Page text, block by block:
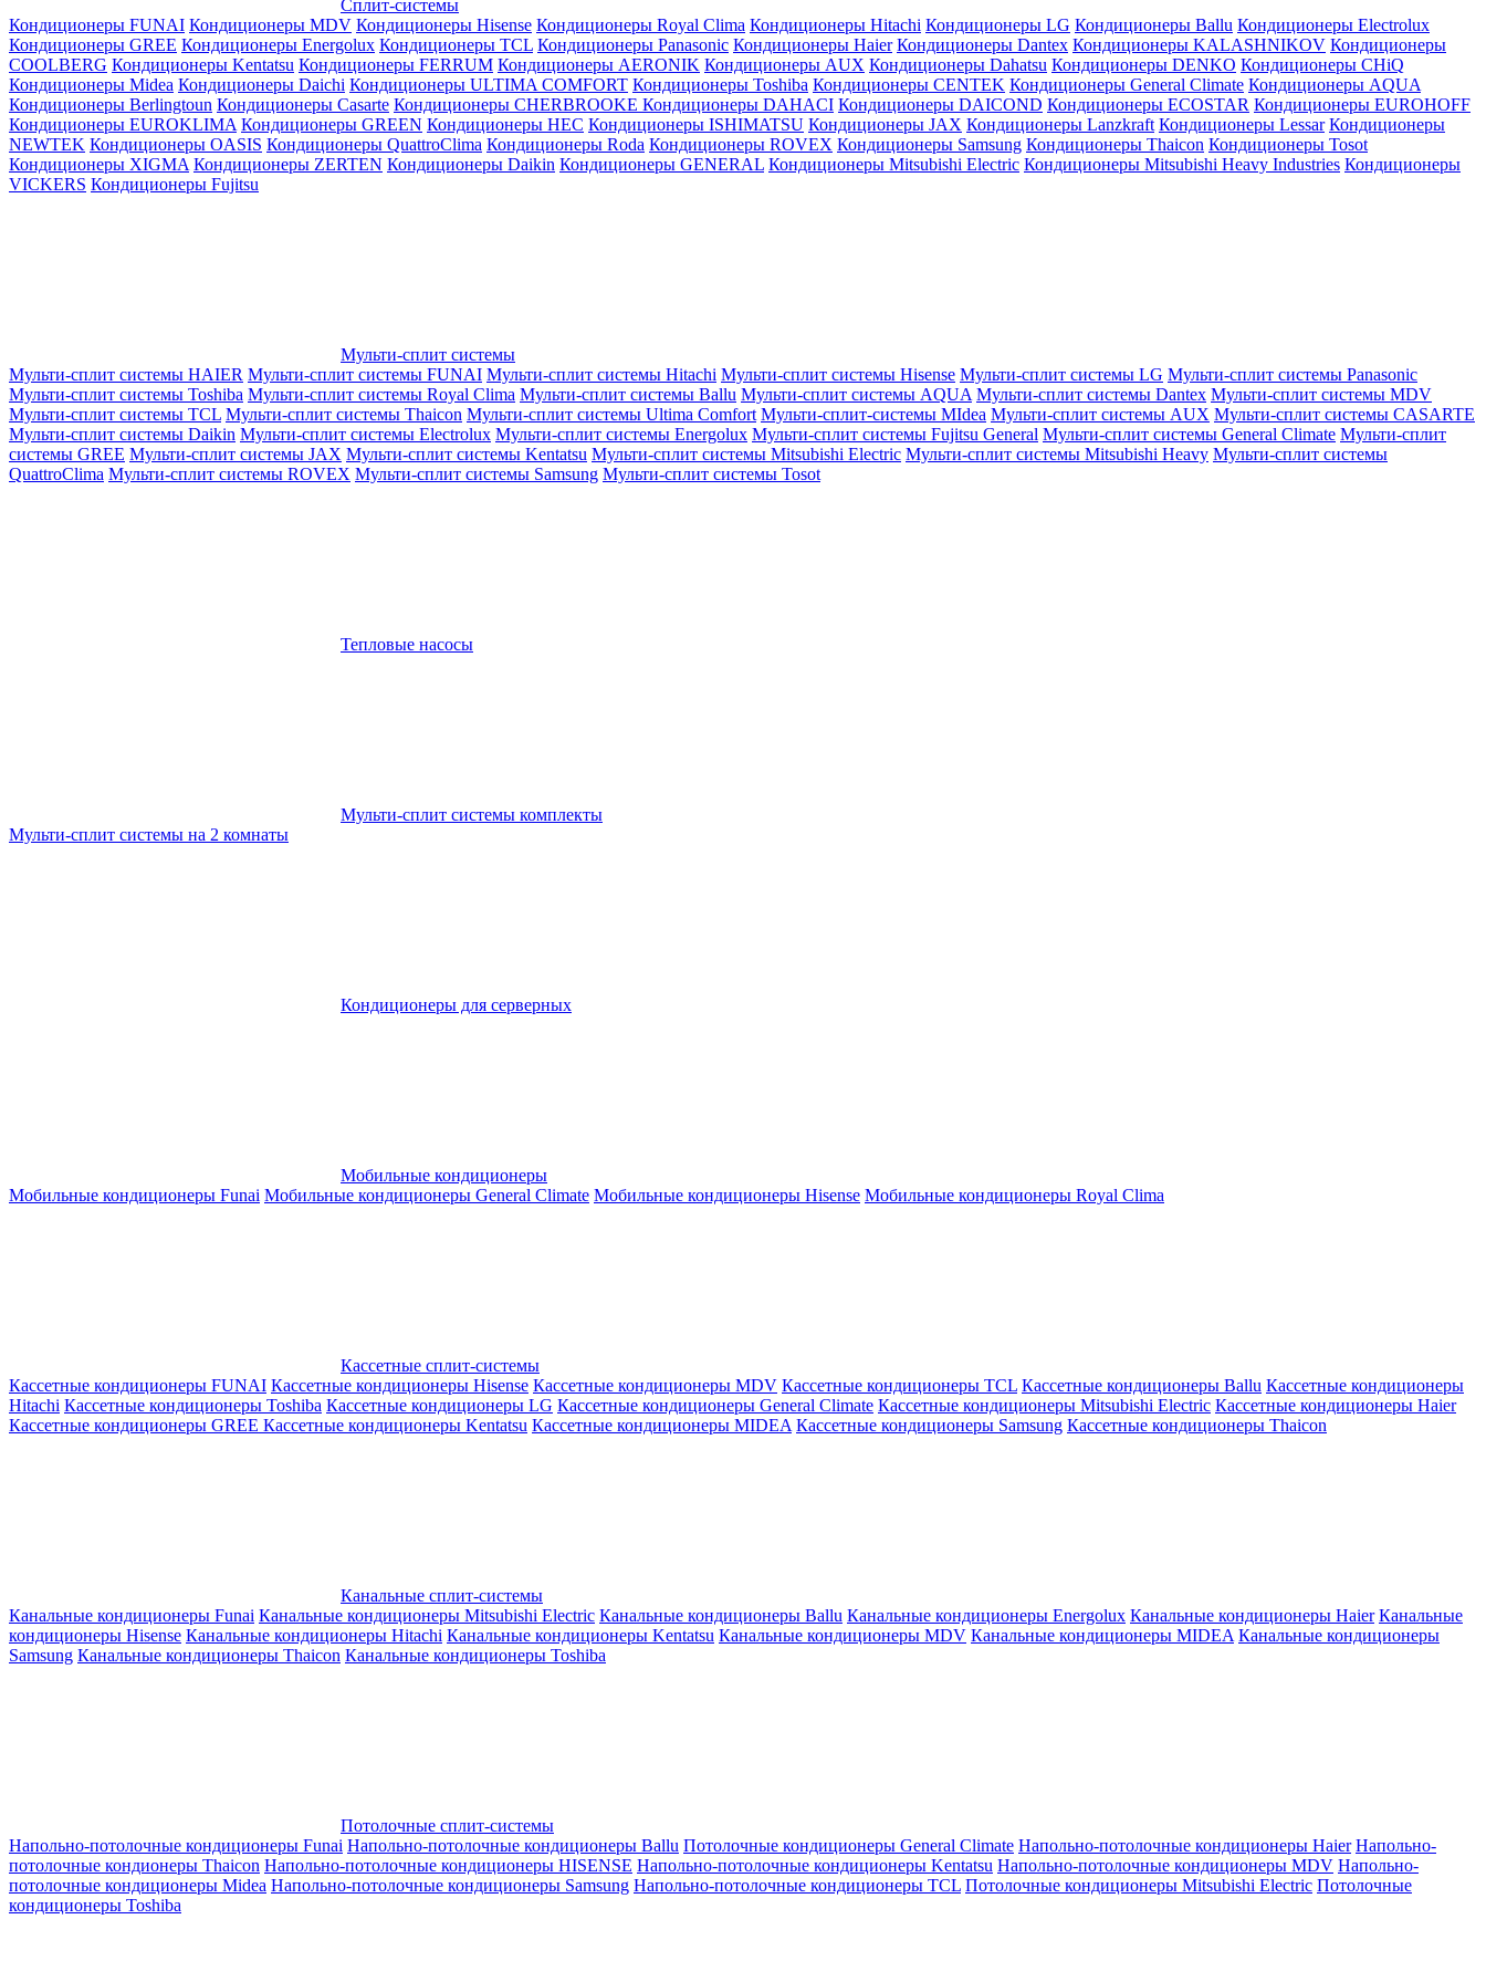
Сплит-системы
Кондиционеры FUNAI Кондиционеры MDV Кондиционеры Hisense Кондиционеры Royal Clima Кондиционеры Hitachi Кондиционеры LG Кондиционеры Ballu Кондиционеры Electrolux
Кондиционеры GREE Кондиционеры Energolux Кондиционеры TCL Кондиционеры Panasonic Кондиционеры Haier Кондиционеры Dantex Кондиционеры KALASHNIKOV Кондиционеры
СOOLBERG Кондиционеры Kentatsu Кондиционеры FERRUM Кондиционеры AERONIK Кондиционеры AUX Кондиционеры Dahatsu Кондиционеры DENKO Кондиционеры CHiQ
Кондиционеры Midea Кондиционеры Daichi Кондиционеры ULTIMA COMFORT Кондиционеры Toshiba Кондиционеры CENTEK Кондиционеры General Climate Кондиционеры AQUA
Кондиционеры Berlingtoun Кондиционеры Casarte Кондиционеры CHERBROOKE Кондиционеры DAHACI Кондиционеры DAICOND Кондиционеры ECOSTAR Кондиционеры EUROHOFF
Кондиционеры EUROKLIMA Кондиционеры GREEN Кондиционеры HEC Кондиционеры ISHIMATSU Кондиционеры JAX Кондиционеры Lanzkraft Кондиционеры Lessar Кондиционеры
NEWTEK Кондиционеры OASIS Кондиционеры QuattroClima Кондиционеры Roda Кондиционеры ROVEX Кондиционеры Samsung Кондиционеры Thaicon Кондиционеры Tosot
Кондиционеры XIGMA Кондиционеры ZERTEN Кондиционеры Daikin Кондиционеры GENERAL Кондиционеры Mitsubishi Electric Кондиционеры Mitsubishi Heavy Industries Кондиционеры
VICKERS Кондиционеры Fujitsu
Мульти-сплит системы
Мульти-сплит системы HAIER Мульти-сплит системы FUNAI Мульти-сплит системы Hitachi Мульти-сплит системы Hisense Мульти-сплит системы LG Мульти-сплит системы Panasonic
Мульти-сплит системы Toshiba Мульти-сплит системы Royal Clima Мульти-сплит системы Ballu Мульти-сплит системы AQUA Мульти-сплит системы Dantex Мульти-сплит системы MDV
Мульти-сплит системы TCL Мульти-сплит системы Thaicon Мульти-сплит системы Ultima Comfort Мульти-сплит-системы MIdea Мульти-сплит системы AUX Мульти-сплит системы CASARTE
Мульти-сплит системы Daikin Мульти-сплит системы Electrolux Мульти-сплит системы Energolux Мульти-сплит системы Fujitsu General Мульти-сплит системы General Climate Мульти-сплит
системы GREE Мульти-сплит системы JAX Мульти-сплит системы Kentatsu Мульти-сплит системы Mitsubishi Electric Мульти-сплит системы Mitsubishi Heavy Мульти-сплит системы
QuattroClima Мульти-сплит системы ROVEX Мульти-сплит системы Samsung Мульти-сплит системы Tosot
Тепловые насосы
Мульти-сплит системы комплекты
Мульти-сплит системы на 2 комнаты
Кондиционеры для серверных
Мобильные кондиционеры
Мобильные кондиционеры Funai Мобильные кондиционеры General Climate Мобильные кондиционеры Hisense Мобильные кондиционеры Royal Clima
Кассетные сплит-системы
Кассетные кондиционеры FUNAI Кассетные кондиционеры Hisense Кассетные кондиционеры MDV Кассетные кондиционеры TCL Кассетные кондиционеры Ballu Кассетные кондиционеры
Hitachi Кассетные кондиционеры Toshiba Кассетные кондиционеры LG Кассетные кондиционеры General Climate Кассетные кондиционеры Mitsubishi Electric Кассетные кондиционеры Haier
Кассетные кондиционеры GREE Кассетные кондиционеры Kentatsu Кассетные кондиционеры MIDEA Кассетные кондиционеры Samsung Кассетные кондиционеры Thaicon
Канальные сплит-системы
Канальные кондиционеры Funai Канальные кондиционеры Mitsubishi Electric Канальные кондиционеры Ballu Канальные кондиционеры Energolux Канальные кондиционеры Haier Канальные
кондиционеры Hisense Канальные кондиционеры Hitachi Канальные кондиционеры Kentatsu Канальные кондиционеры MDV Канальные кондиционеры MIDEA Канальные кондиционеры
Samsung Канальные кондиционеры Thaicon Канальные кондиционеры Toshiba
Потолочные сплит-системы
Напольно-потолочные кондиционеры Funai Напольно-потолочные кондиционеры Ballu Потолочные кондиционеры General Climate Напольно-потолочные кондиционеры Haier Напольно-
потолочные кондионеры Thaicon Напольно-потолочные кондиционеры HISENSE Напольно-потолочные кондиционеры Kentatsu Напольно-потолочные кондиционеры MDV Напольно-
потолочные кондиционеры Midea Напольно-потолочные кондиционеры Samsung Напольно-потолочные кондиционеры TCL Потолочные кондиционеры Mitsubishi Electric Потолочные
кондиционеры Toshiba